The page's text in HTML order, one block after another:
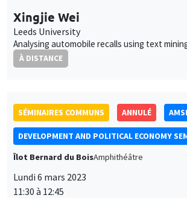
Xingjie Wei
Leeds University
Analysing automobile recalls using text
À DISTANCE
SÉMINAIRES COMMUNS ANNULÉ
DEVELOPMENT AND POLITICAL ECONOMY
Îlot Bernard du BoisAmphithéâtre
Lundi 6 mars 2023
11:30 à 12:45